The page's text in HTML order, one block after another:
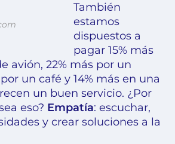
También
estamos
dispuestos a
pagar 15% más
avión, 22% más por un
un café y 14% más en una
un buen servicio. ¿Por
eso? Empatía: escuchar,
y crear soluciones a la